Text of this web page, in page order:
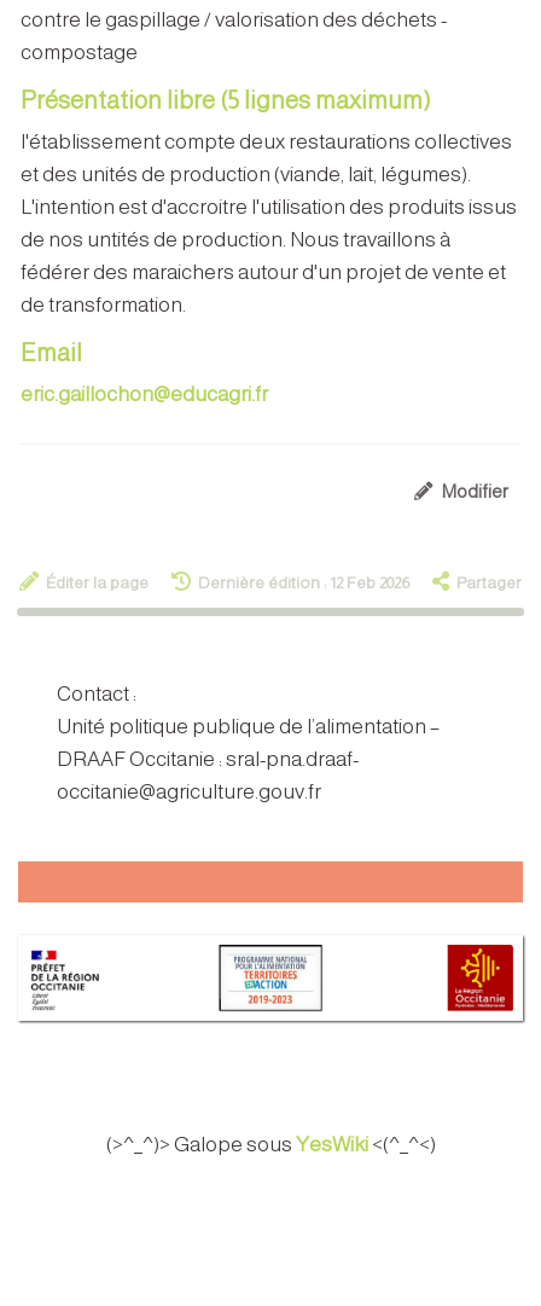
contre le gaspillage / valorisation des déchets -
compostage
Présentation libre (5 lignes maximum)
l'établissement compte deux restaurations collectives
et des unités de production (viande, lait, légumes).
L'intention est d'accroitre l'utilisation des produits issus
de nos untités de production. Nous travaillons à
fédérer des maraichers autour d'un projet de vente et
de transformation.
Email
eric.gaillochon@educagri.fr
Modifier
Éditer la page Dernière édition : 12 Feb 2026 Partager
Contact :
Unité politique publique de l’alimentation –
DRAAF Occitanie : sral-pna.draaf-
occitanie@agriculture.gouv.fr
(>^_^)> Galope sous YesWiki<(^_^<)